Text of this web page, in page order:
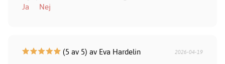
Ja
Nej
(5 av 5) av Eva Hardelin 2026-04-19